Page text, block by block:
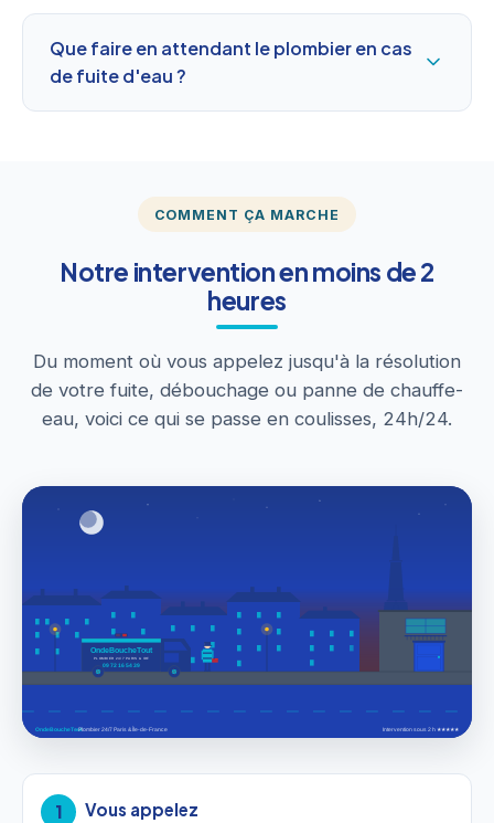
Que faire en attendant le plombier en cas
de fuite d'eau ?
COMMENT ÇA MARCHE
Notre intervention en moins de 2
heures
Du moment où vous appelez jusqu'à la résolution
de votre fuite, débouchage ou panne de chauffe-
eau, voici ce qui se passe en coulisses, 24h/24.
1 Vous appelez